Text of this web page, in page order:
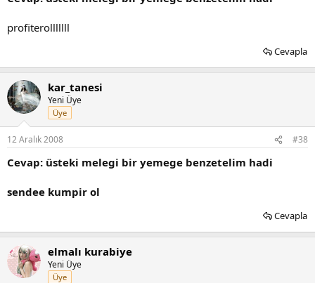
profiterolllllll
Cevapla
kar_tanesi
Yeni Üye
Üye
12 Aralık 2008 #38
Cevap: üsteki melegi bir yemege benzetelim hadi
sendee kumpir ol
Cevapla
elmalı kurabiye
Yeni Üye
Üye